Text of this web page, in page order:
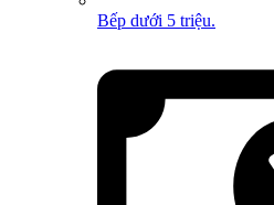
Bếp dưới 5 triệu.